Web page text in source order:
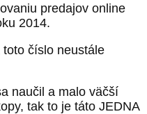
predajov online
2014.
číslo neustále
naučil a malo väčší
tak to je táto JEDNA